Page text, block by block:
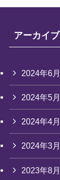
アーカイブ
2024年6月
2024年5月
2024年4月
2024年3月
2023年8月